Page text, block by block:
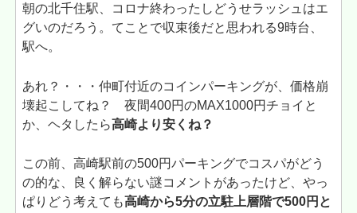
朝の北千住駅、コロナ終わったしどうせラッシュはエ
グいのだろう。てことで収束後だと思われる9時台、
駅へ。
あれ？・・・仲町付近のコインパーキングが、価格崩
壊起こしてね？ 夜間400円のMAX1000円チョイと
か、ヘタしたら高崎より安くね？
この前、高崎駅前の500円パーキングでコスパがどう
の的な、良く解らない謎コメントがあったけど、やっ
ぱりどう考えても高崎から5分の立駐上層階で500円と